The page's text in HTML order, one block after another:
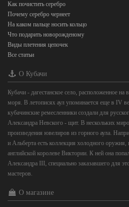
Как почистить серебро
Почему серебро чернеет
На каком пальце носить кольцо
Что подарить новорожденому
Виды плетения цепочек
Все статьи
О Кубачи
Кубачи - дагестанское село, расположенное
моря. В летописях аул упоминается еще в IV
кубачинские ремесленники создали для
Александра Невского - щит. В нескольких
произведения ювелиров из горного аула.
и Альберта есть коллекция холодного оружия,
английской королеве Виктории. К ней она
Александра III, специально заказавшего для
мастеров.
О магазине